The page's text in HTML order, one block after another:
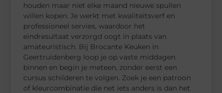
houden maar niet elke maand nieuwe spullen
willen kopen. Je werkt met kwaliteitsverf en
professioneel servies, waardoor het
eindresultaat verzorgd oogt in plaats van
amateuristisch. Bij Brocante Keuken in
Geertruidenberg loop je op vaste middagen
binnen en begin je meteen, zonder eerst een
cursus schilderen te volgen. Zoek je een patroon
of kleurcombinatie die net iets anders is dan het